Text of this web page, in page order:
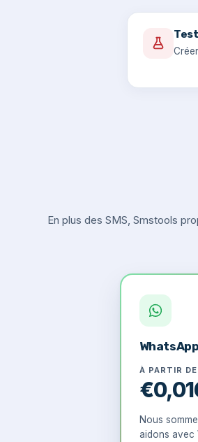
En plus des SMS, Smstools
À PARTIR DE
Nous
aidons avec